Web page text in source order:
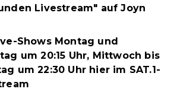
Livestream" auf Joyn
Shows Montag und
um 20:15 Uhr, Mittwoch bis
um 22:30 Uhr hier im SAT.1-